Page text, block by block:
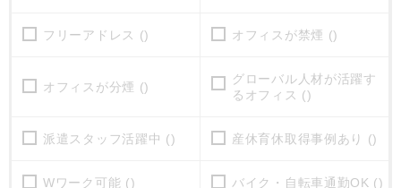
フリーアドレス () オフィスが禁煙 ()
オフィスが分煙 ()
グローバル人材が活躍す
るオフィス ()
派遣スタッフ活躍中 () 産休育休取得事例あり ()
Wワーク可能 () バイク・自転車通勤OK ()